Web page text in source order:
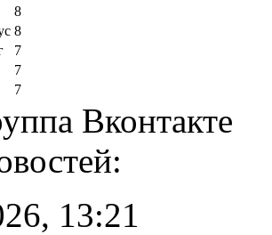
8
8
7
7
7
Вконтакте
13:21